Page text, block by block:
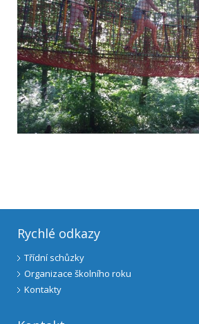
Rychlé odkazy
Třídní schůzky
Organizace školního roku
Kontakty